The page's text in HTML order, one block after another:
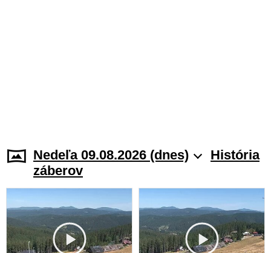
Nedeľa 09.08.2026 (dnes)
História
záberov